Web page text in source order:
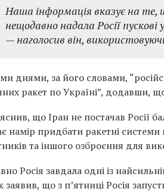
Наша інформація вказує на те,
нещодавно надала Росії
— наголосив він,
днями, за його словами,
ракет по Україні”, додавши,
що Іран не постачав Росії
намір придбати ракетні
та іншого озброєння для
Росія завдала одні із
заявив, що з п’ятниці Росія